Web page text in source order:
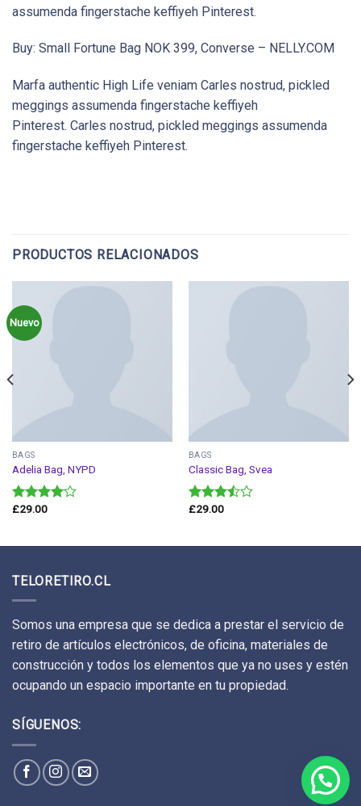
assumenda fingerstache keffiyeh Pinterest.
Buy: Small Fortune Bag NOK 399, Converse – NELLY.COM
Marfa authentic High Life veniam Carles nostrud, pickled
meggings assumenda fingerstache keffiyeh
Pinterest. Carles nostrud, pickled meggings assumenda
fingerstache keffiyeh Pinterest.
PRODUCTOS RELACIONADOS
Nuevo
BAGS
Adelia Bag, NYPD
Valorado
£29.00
BAGS
Classic Bag, Svea
Valorado
£29.00
TELORETIRO.CL
Somos una empresa que se dedica a prestar el servicio de
retiro de artículos electrónicos, de oficina, materiales de
construcción y todos los elementos que ya no uses y estén
ocupando un espacio importante en tu propiedad.
SÍGUENOS: